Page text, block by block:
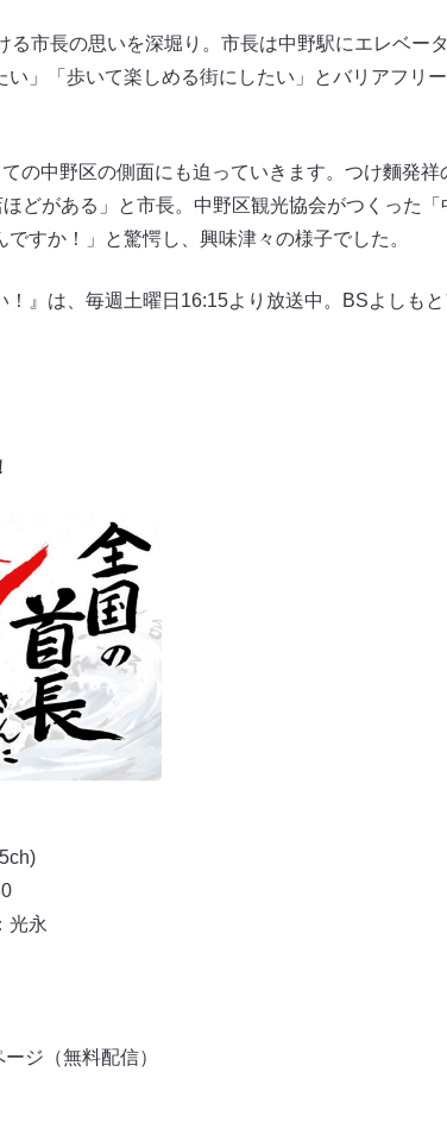
る市長の思いを深堀り。市長は中野駅にエレベー
」「歩いて楽しめる街にしたい」とバリアフリ
の中野区の側面にも迫っていきます。つけ麵発
どがある」と市長。中野区観光協会がつくった
すか！」と驚愕し、興味津々の様子でした。
！』は、毎週土曜日16:15より放送中。BSよしも
光永
ジ（無料配信）